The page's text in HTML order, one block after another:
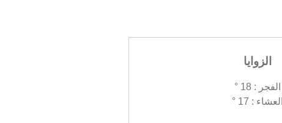
الزوايا
الفجر : 18 °
العشاء : 17 °